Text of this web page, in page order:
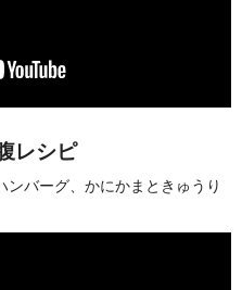
レシピ
バーグ、かにかまときゅうり